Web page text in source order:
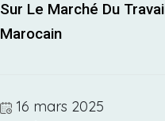
Sur Le Marché Du Travail
Marocain
16 mars 2025